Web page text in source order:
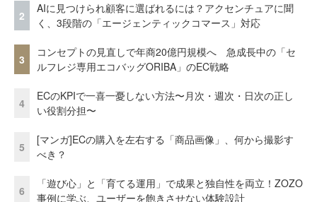
2
AIに見つけられ顧客に選ばれるには？アクセンチュアに聞
く、3段階の「エージェンティックコマース」対応
3
コンセプトの見直しで年商20億円規模へ 急成長中の「セ
ルフレジ専用エコバッグORIBA」のEC戦略
4
ECのKPIで一喜一憂しない方法〜月次・週次・日次の正し
い役割分担〜
5
[マンガ]ECの購入を左右する「商品画像」、何から撮影す
べき？
6
「遊び心」と「育てる運用」で成果と独自性を両立！ZOZO
事例に学ぶ、ユーザーを飽きさせない体験設計